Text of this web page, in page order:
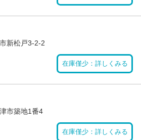
新松戸3-2-2
在庫僅少：詳しくみる
市築地1番4
在庫僅少：詳しくみる